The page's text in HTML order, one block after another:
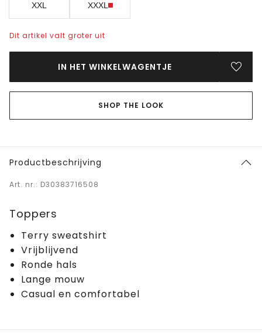
XXL XXXL
Dit artikel valt groter uit
IN HET WINKELWAGENTJE
SHOP THE LOOK
Productbeschrijving
Art. nr.: D30383716508
Toppers
Terry sweatshirt
Vrijblijvend
Ronde hals
Lange mouw
Casual en comfortabel